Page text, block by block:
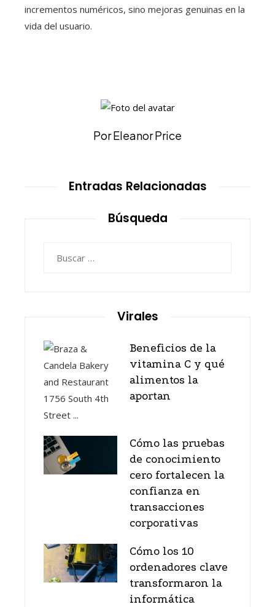
incrementos numéricos, sino mejoras genuinas en la
vida del usuario.
Por Eleanor Price
Entradas Relacionadas
Búsqueda
Virales
Beneficios de la
vitamina C y qué
alimentos la
aportan
Cómo las pruebas
de conocimiento
cero fortalecen la
confianza en
transacciones
corporativas
Cómo los 10
ordenadores clave
transformaron la
informática